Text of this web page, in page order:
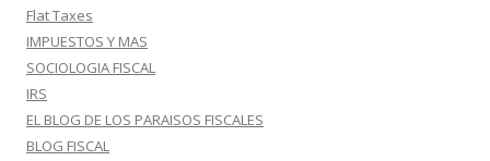
Flat Taxes
IMPUESTOS Y MAS
SOCIOLOGIA FISCAL
IRS
EL BLOG DE LOS PARAISOS FISCALES
BLOG FISCAL